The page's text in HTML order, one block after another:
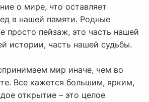
о мире, что оставляет
в нашей памяти. Родные
просто пейзаж, это часть нашей
истории, часть нашей судьбы.
мир иначе, чем во
Все кажется большим, ярким,
открытие – это целое